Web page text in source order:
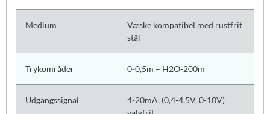
Medium
Væske kompatibel med rustfrit
stål
Trykområder 0-0,5m – H2O-200m
Udgangssignal
4-20mA, (0,4-4,5V, 0-10V)